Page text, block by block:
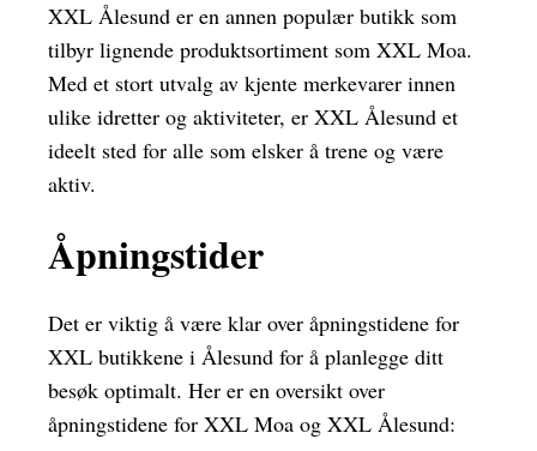
XXL Ålesund er en annen populær butikk som
tilbyr lignende produktsortiment som XXL Moa.
Med et stort utvalg av kjente merkevarer innen
ulike idretter og aktiviteter, er XXL Ålesund et
ideelt sted for alle som elsker å trene og være
aktiv.
Åpningstider
Det er viktig å være klar over åpningstidene for
XXL butikkene i Ålesund for å planlegge ditt
besøk optimalt. Her er en oversikt over
åpningstidene for XXL Moa og XXL Ålesund: